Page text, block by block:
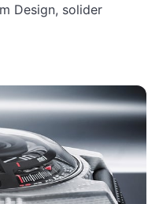
Design, solider